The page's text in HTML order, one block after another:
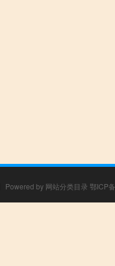
Powered by 网站分类目录 鄂ICP